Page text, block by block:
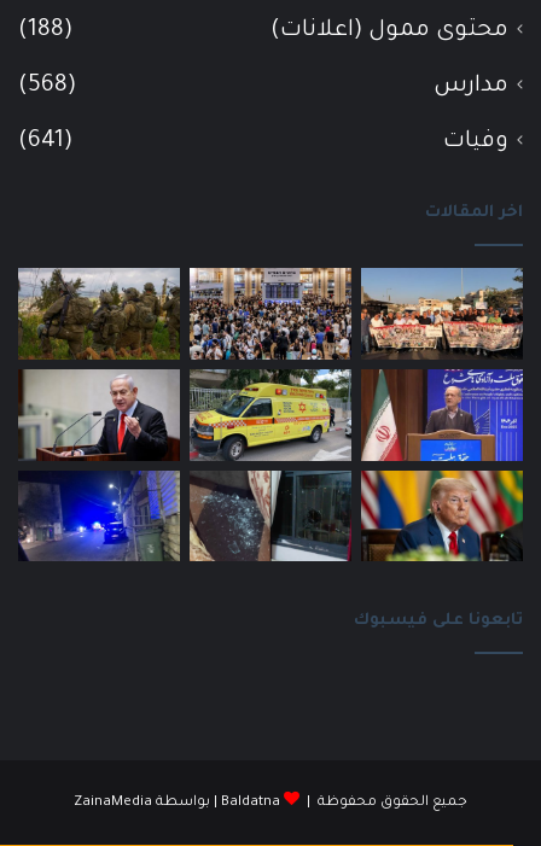
محتوى ممول (اعلانات) (188)
مدارس (568)
وفيات (641)
اخر المقالات
تابعونا على فيسبوك
جميع الحقوق محفوظة | Baldatna | بواسطة ZainaMedia